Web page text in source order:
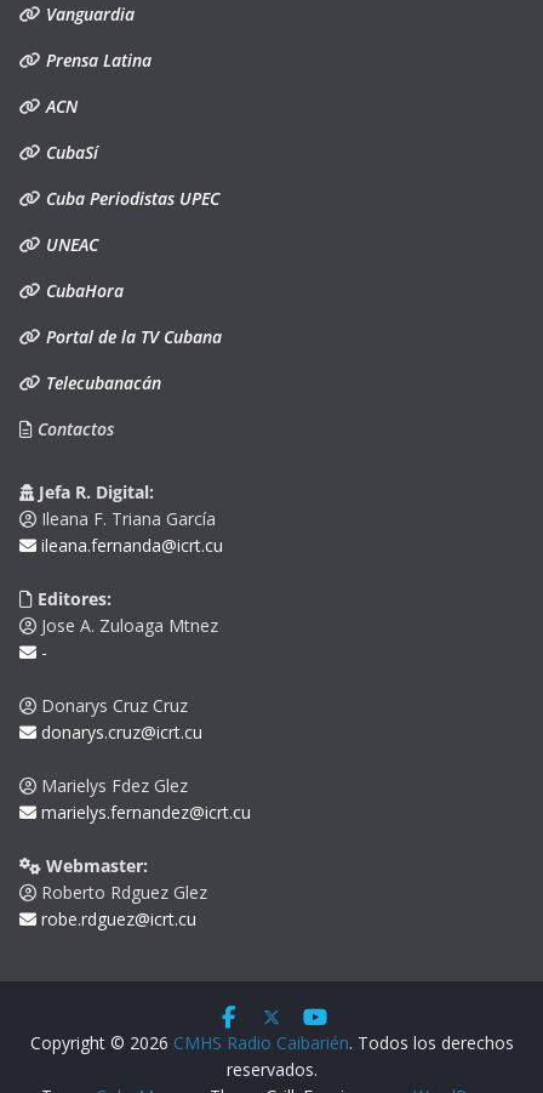
Vanguardia
Prensa Latina
ACN
CubaSí
Cuba Periodistas UPEC
UNEAC
CubaHora
Portal de la TV Cubana
Telecubanacán
Contactos
Jefa R. Digital:
Ileana F. Triana García
ileana.fernanda@icrt.cu
Editores:
Jose A. Zuloaga Mtnez
-
Donarys Cruz Cruz
donarys.cruz@icrt.cu
Marielys Fdez Glez
marielys.fernandez@icrt.cu
Webmaster:
Roberto Rdguez Glez
robe.rdguez@icrt.cu
Copyright © 2026 CMHS Radio Caibarién. Todos los derechos
reservados.